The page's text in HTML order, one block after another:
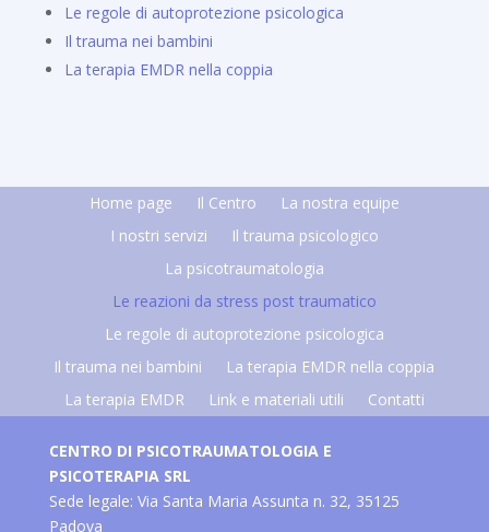
Le regole di autoprotezione psicologica
Il trauma nei bambini
La terapia EMDR nella coppia
Home page Il Centro
La nostra equipe
I nostri servizi
Il trauma psicologico
La psicotraumatologia
Le reazioni da stress post traumatico
Le regole di autoprotezione psicologica
Il trauma nei bambini
La terapia EMDR nella coppia
La terapia EMDR
Link e materiali utili Contatti
CENTRO DI PSICOTRAUMATOLOGIA E
PSICOTERAPIA SRL
Sede legale: Via Santa Maria Assunta n. 32, 35125
Padova